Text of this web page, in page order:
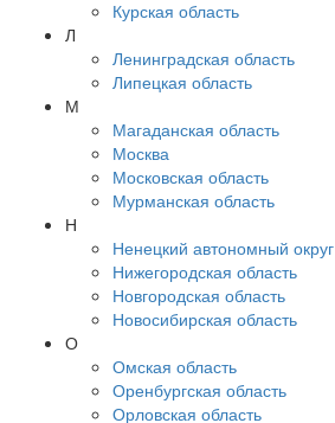
Курская область
Л
Ленинградская область
Липецкая область
М
Магаданская область
Москва
Московская область
Мурманская область
Н
Ненецкий автономный округ
Нижегородская область
Новгородская область
Новосибирская область
О
Омская область
Оренбургская область
Орловская область